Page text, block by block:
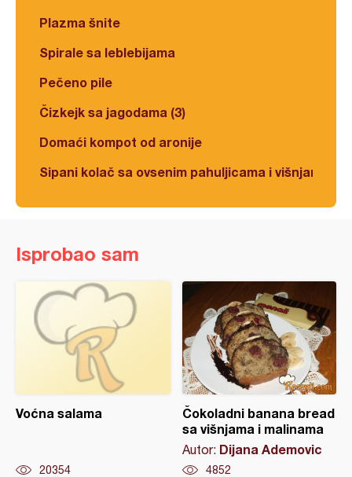
Plazma šnite
Spirale sa leblebijama
Pečeno pile
Čizkejk sa jagodama (3)
Domaći kompot od aronije
Sipani kolač sa ovsenim pahuljicama i višnjama
Isprobao sam
Voćna salama
20354
Čokoladni banana bread
sa višnjama i malinama
Autor: Dijana Ademovic
4852